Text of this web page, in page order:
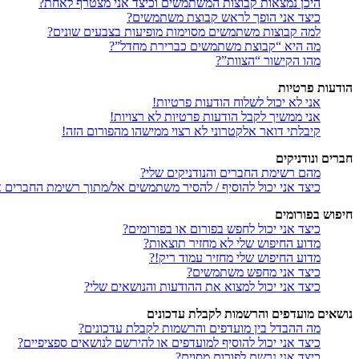
כיצד אני הופך לראש קבוצת משתמשים?
למה קבוצות משתמשים מסוימות מופיעות בצבעים שונים?
מה היא “קבוצת משתמשים כברירת מחדל”?
מהו הקישור “הצוות”?
הודעות פרטיות
אני לא יכול לשלוח הודעות פרטיות!
אני ממשיך לקבל הודעות פרטיות לא רצויות!
קיבלתי דואר אלקטרוני לא רצוי ממישהו מהפורום הזה!
חברים ונודניקים
מהם רשימת החברים והנודניקים שלי?
כיצד אני יכול להוסיף / להסיר משתמשים אל/מתוך רשימת החברים
חיפוש בפורומים
כיצד אני יכול לחפש בפורום או בפורומים?
מדוע החיפוש שלי לא מחזיר תוצאות?
מדוע החיפוש שלי מחזיר עמוד ריק!?
כיצד אני מחפש משתמשים?
כיצד אני יכול למצוא את ההודעות והנושאים שלי?
נושאים מועדפים והרשמות לקבלת עדכונים
מה ההבדל בין מועדפים והרשמות לקבלת עדכונים?
כיצד אני יכול להוסיף למועדפים או להירשם לנושאים ספציפיים?